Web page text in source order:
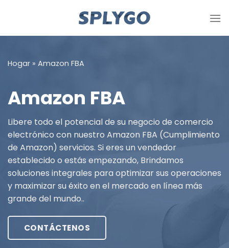
Hogar » Amazon FBA
Amazon FBA
Libere todo el potencial de su negocio de comercio
electrónico con nuestro Amazon FBA (Cumplimiento
de Amazon) servicios. Si eres un vendedor
establecido o estás empezando, Brindamos
soluciones integrales para optimizar sus operaciones
y maximizar su éxito en el mercado en línea más
grande del mundo..
CONTÁCTENOS